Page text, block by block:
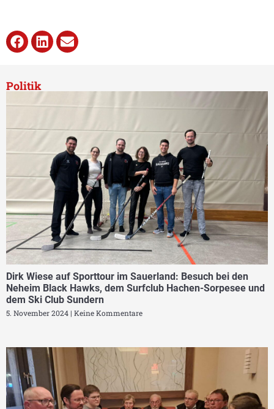
Politik
Dirk Wiese auf Sporttour im Sauerland: Besuch bei den
Neheim Black Hawks, dem Surfclub Hachen-Sorpesee und
dem Ski Club Sundern
5. November 2024 Keine Kommentare